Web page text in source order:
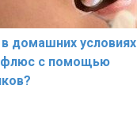
домашних условиях
флюс с помощью